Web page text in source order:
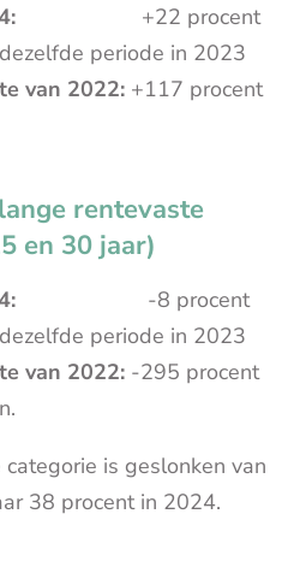
+22 procent
periode in 2023
van 2022: +117 procent
rentevaste
en 30 jaar)
-8 procent
periode in 2023
van 2022: -295 procent
is geslonken van
38 procent in 2024.